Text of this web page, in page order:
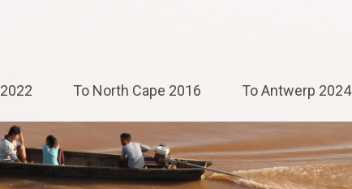
To North Cape 2016 To Antwerp 2024